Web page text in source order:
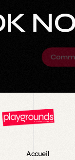
Accueil